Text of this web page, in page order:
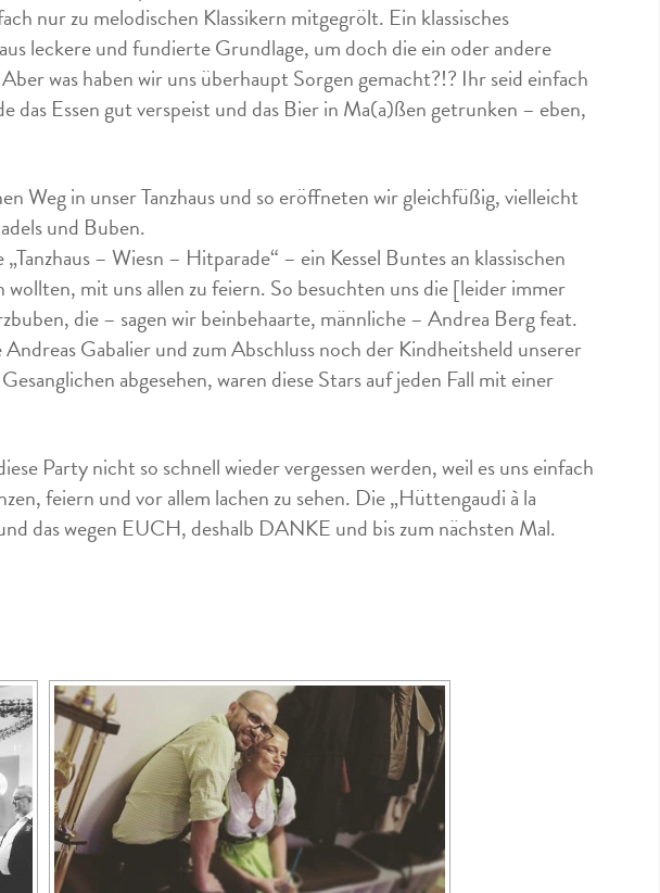
nur zu melodischen Klassikern mitgegrölt. Ein klassisches
leckere und fundierte Grundlage, um doch die ein oder andere
was haben wir uns überhaupt Sorgen gemacht?!? Ihr seid einfach
das Essen gut verspeist und das Bier in Ma(a)ßen getrunken – eben,
Weg in unser Tanzhaus und so eröffneten wir gleichfüßig, vielleicht
und Buben.
– Wiesn – Hitparade“ – ein Kessel Buntes an klassischen
wollten, mit uns allen zu feiern. So besuchten uns die [leider immer
die – sagen wir beinbehaarte, männliche – Andrea Berg feat.
Gabalier und zum Abschluss noch der Kindheitsheld unserer
abgesehen, waren diese Stars auf jeden Fall mit einer
Party nicht so schnell wieder vergessen werden, weil es uns einfach
feiern und vor allem lachen zu sehen. Die „Hüttengaudi à la
das wegen EUCH, deshalb DANKE und bis zum nächsten Mal.